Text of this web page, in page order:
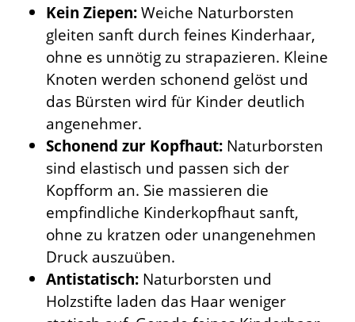
Kein Ziepen:Weiche Naturborsten
gleiten sanft durch feines Kinderhaar,
ohne es unnötig zu strapazieren. Kleine
Knoten werden schonend gelöst und
das Bürsten wird für Kinder deutlich
angenehmer.
Schonend zur Kopfhaut: Naturborsten
sind elastisch und passen sich der
Kopfform an. Sie massieren die
empfindliche Kinderkopfhaut sanft,
ohne zu kratzen oder unangenehmen
Druck auszuüben.
Antistatisch: Naturborsten und
Holzstifte laden das Haar weniger